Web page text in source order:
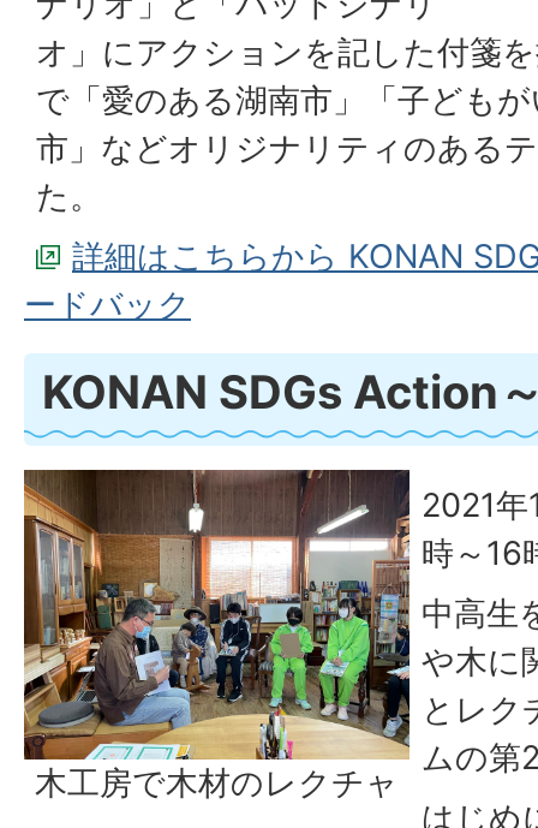
オ」にアクションを記した付箋
で「愛のある湖南市」「子ども
市」などオリジナリティのある
た。
詳細はこちらから KONAN
ードバック
KONAN SDGs Action
木工房で木材のレクチャ
2021年
時～16
中高生
や木に
とレク
ムの第
はじめ